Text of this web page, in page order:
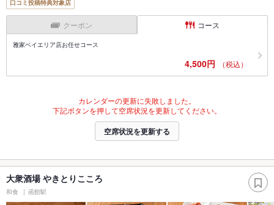
口コミ投稿特典対象店
クーポン コース
雅家ベイエリア店お任せコース
4,500円 （税込）
カレンダーの更新に失敗しました。
下記ボタンを押して空席状況を更新してください。
空席状況を更新する
大衆酒場 やきとりこころ
和食 函館駅